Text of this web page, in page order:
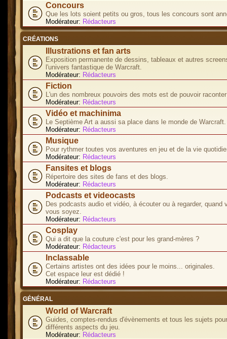
Concours
Que les lots soient petits ou gros, tous les concours sont
Modérateur: Rédacteurs
CRÉATIONS
Illustrations et fan arts
Exposition permanente de dessins, tableaux et autres
l'univers fantastique de Warcraft.
Modérateur: Rédacteurs
Fiction
L'un des nombreux pouvoirs des mots est de pouvoir
Modérateur: Rédacteurs
Vidéo et machinima
Le Septième Art a aussi sa place dans le monde de Warcraft.
Modérateur: Rédacteurs
Musique
Pour rythmer toutes vos aventures en jeu et de la vie
Modérateur: Rédacteurs
Fansites et blogs
Répertoire des sites de fans et des blogs.
Modérateur: Rédacteurs
Podcasts et videocasts
Des podcasts audio et vidéo, à écouter ou à regarder, quand
vous soyez.
Modérateur: Rédacteurs
Cosplay
Qui a dit que la couture c'est pour les grand-mères ?
Modérateur: Rédacteurs
Inclassable
Certains artistes ont des idées pour le moins... originales.
Cet espace leur est dédié !
Modérateur: Rédacteurs
GÉNÉRAL
World of Warcraft
Guides, comptes-rendus d'évènements et tous les sujets
différents aspects du jeu.
Modérateur: Rédacteurs